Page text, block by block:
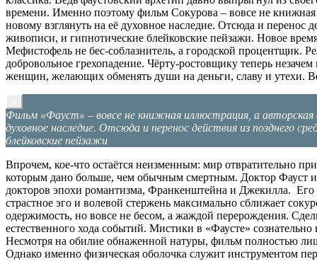
времени. Именно поэтому фильм Сокурова – вовсе не книжная
новому взглянуть на её духовное наследие. Отсюда и перенос
живописи, и гипнотические блейковские пейзажи. Новое
Мефистофель не бес-соблазнитель, а городской процентщик.
добровольное грехопадение. Чёрту-ростовщику теперь
женщин, желающих обменять души на деньги, славу и утехи.
Фильм «Фауст» – вовсе не книжная иллюстрация, а авторская
духовное наследие. Отсюда и перенос действия из позднего
блейковские пейзажи
Впрочем, кое-что остаётся неизменным: мир отвратительно
которым дано больше, чем обычным смертным. Доктор Фауст
докторов эпохи романтизма, Франкенштейна и Джекилла. Его
страстное эго и волевой стержень максимально сближает
одержимость, но вовсе не бесом, а жаждой перерождения.
естественного хода событий. Мистики в «Фаусте»
Несмотря на обилие обнаженной натуры, фильм полностью
Однако именно физическая оболочка служит инструментом